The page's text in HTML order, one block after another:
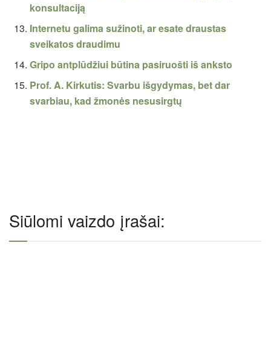
konsultaciją
Internetu galima sužinoti, ar esate draustas
sveikatos draudimu
Gripo antplūdžiui būtina pasiruošti iš anksto
Prof. A. Kirkutis: Svarbu išgydymas, bet dar
svarbiau, kad žmonės nesusirgtų
Siūlomi vaizdo įrašai: